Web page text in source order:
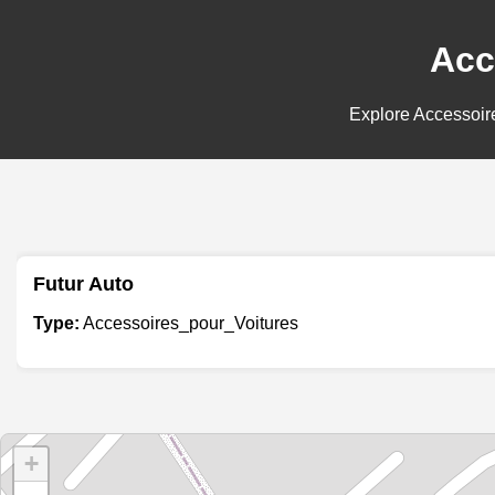
Explore
Futur Auto
Type: Accessoires_pour_Voitures
+